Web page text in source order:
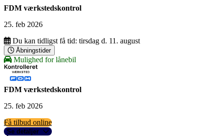
FDM værkstedskontrol
25. feb 2026
Du kan tidligst få tid: tirsdag d. 11. august
Åbningstider
Mulighed for lånebil
FDM værkstedskontrol
25. feb 2026
Få tilbud online
Se detaljer